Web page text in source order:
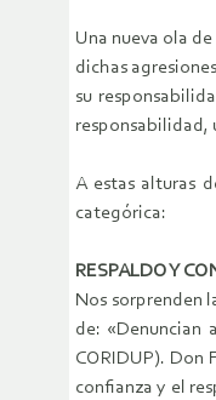
Una nueva ola
dichas
su
responsabilidad,
A estas alturas
categórica:
RESPALDO Y
Nos sorprenden
de: «Denuncian
CORIDUP). Don
confianza y el